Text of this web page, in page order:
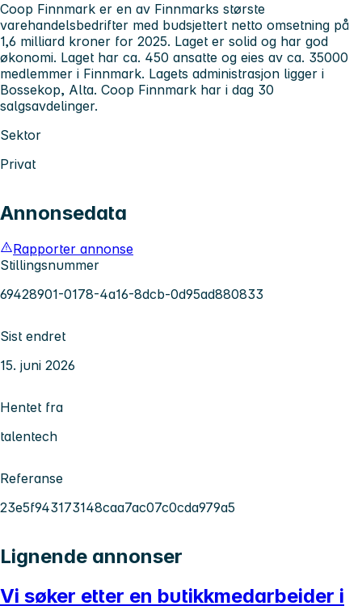
Coop Finnmark er en av Finnmarks største
varehandelsbedrifter med budsjettert netto omsetning på
1,6 milliard kroner for 2025. Laget er solid og har god
økonomi. Laget har ca. 450 ansatte og eies av ca. 35000
medlemmer i Finnmark. Lagets administrasjon ligger i
Bossekop, Alta. Coop Finnmark har i dag 30
salgsavdelinger.
Sektor
Privat
Annonsedata
Rapporter annonse
Stillingsnummer
69428901-0178-4a16-8dcb-0d95ad880833
Sist endret
15. juni 2026
Hentet fra
talentech
Referanse
23e5f943173148caa7ac07c0cda979a5
Lignende annonser
Vi søker etter en butikkmedarbeider i